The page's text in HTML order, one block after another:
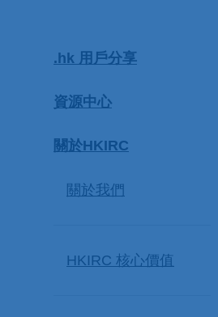
.hk 用戶分享
資源中心
關於HKIRC
關於我們
HKIRC 核心價值